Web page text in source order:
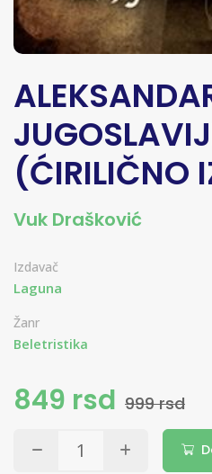
(ĆIRILIČNO
Vuk Drašković
Izdavač
Laguna
Žanr
Beletristika
849 rsd 999 rsd